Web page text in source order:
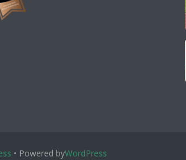
• Powered byWordPress